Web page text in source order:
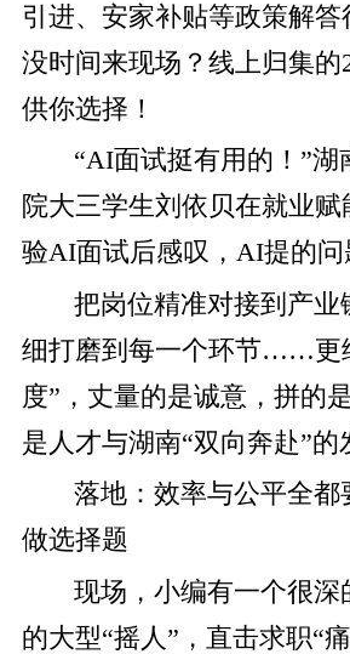
引进、安家补贴等政策解答
没时间来现场？线上归集的
供你选择！
“AI面试挺有用的！”湖
院大三学生刘依贝在就业
验AI面试后感叹，AI提的问
把岗位精准对接到产业
细打磨到每一个环节……更
度”，丈量的是诚意，拼的
是人才与湖南“双向奔赴”的
落地： 效率与公平全都
做选择题
现场，小编有一个很深
的大型“摇人”，直击求职“